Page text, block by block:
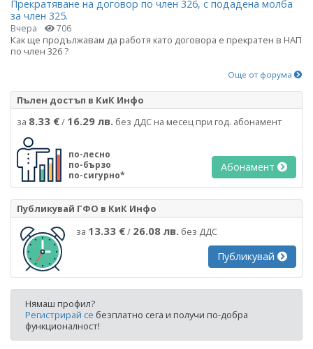
Прекратяване на договор по член 326, с подадена молба
за член 325.
Вчера 706
Как ще продължавам да работя като договора е прекратен в НАП
по член 326 ?
Още от форума
Пълен достъп в КиК Инфо
за 8.33 €/ 16.29 лв. без ДДС на месец при год. абонамент
по-лесно
по-бързо
по-сигурно*
Абонамент
Публикувай ГФО в КиК Инфо
за 13.33 €/ 26.08 лв. без ДДС
Публикувай
Нямаш профил?
Регистрирай се безплатно сега и получи по-добра
функционалност!